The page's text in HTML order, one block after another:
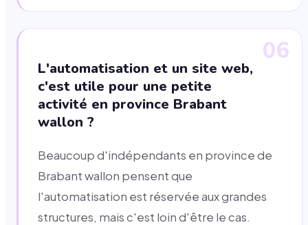
06
L'automatisation et un site web,
c'est utile pour une petite
activité en province Brabant
wallon ?
Beaucoup d'indépendants en province de
Brabant wallon pensent que
l'automatisation est réservée aux grandes
structures, mais c'est loin d'être le cas.